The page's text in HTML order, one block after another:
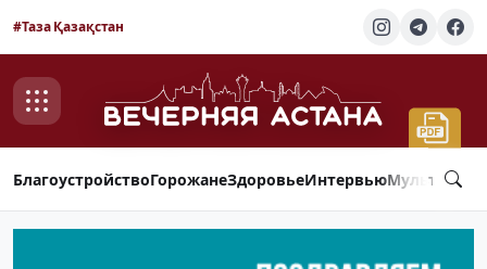
#Таза Қазақстан
БлагоустройствоГорожанеЗдоровьеИнтервью